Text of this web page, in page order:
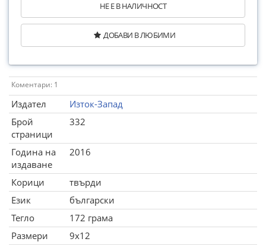
НЕ Е В НАЛИЧНОСТ
ДОБАВИ В ЛЮБИМИ
Коментари: 1
Издател
Изток-Запад
Брой
страници
332
Година на
издаване
2016
Корици
твърди
Език
български
Тегло
172 грама
Размери
9x12